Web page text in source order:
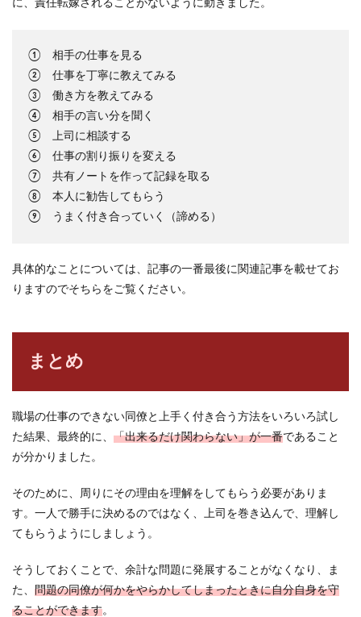
に、責任転嫁されることがないように動きました。
① 相手の仕事を見る
② 仕事を丁寧に教えてみる
③ 働き方を教えてみる
④ 相手の言い分を聞く
⑤ 上司に相談する
⑥ 仕事の割り振りを変える
⑦ 共有ノートを作って記録を取る
⑧ 本人に勧告してもらう
⑨ うまく付き合っていく（諦める）
具体的なことについては、記事の一番最後に関連記事を載せてお
りますのでそちらをご覧ください。
まとめ
職場の仕事のできない同僚と上手く付き合う方法をいろいろ試し
た結果、最終的に、 「出来るだけ関わらない」が一番であること
が分かりました。
そのために、周りにその理由を理解をしてもらう必要がありま
す。一人で勝手に決めるのではなく、上司を巻き込んで、理解し
てもらうようにしましょう。
そうしておくことで、余計な問題に発展することがなくなり、ま
た、 問題の同僚が何かをやらかしてしまったときに自分自身を守
ることができます。